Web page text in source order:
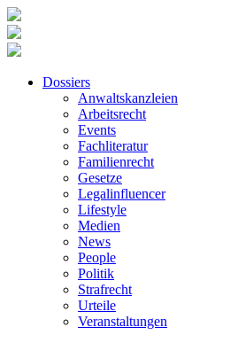
Dossiers
Anwaltskanzleien
Arbeitsrecht
Events
Fachliteratur
Familienrecht
Gesetze
Legalinfluencer
Lifestyle
Medien
News
People
Politik
Strafrecht
Urteile
Veranstaltungen